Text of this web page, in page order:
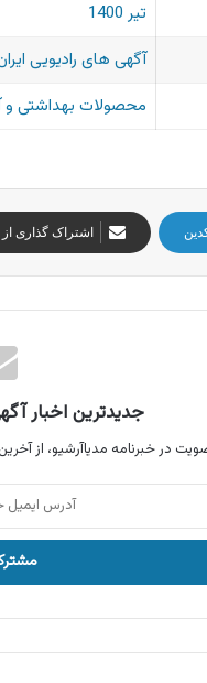
تیر 1400
آگهی های رادیویی
محصولات بهداشتی و
اشتراک گذاری
جدیدترین اخبار
در خبرنامه مدیاآرشیو، از